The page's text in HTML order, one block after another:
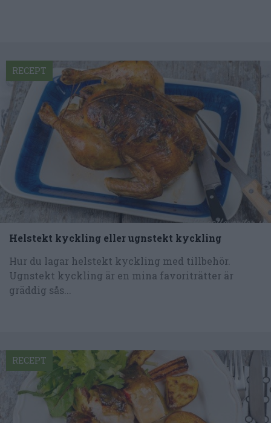
Helstekt kyckling eller ugnstekt kyckling
Hur du lagar helstekt kyckling med tillbehör.
Ugnstekt kyckling är en mina favoriträtter är
gräddig sås...
RECEPT
RECEPT